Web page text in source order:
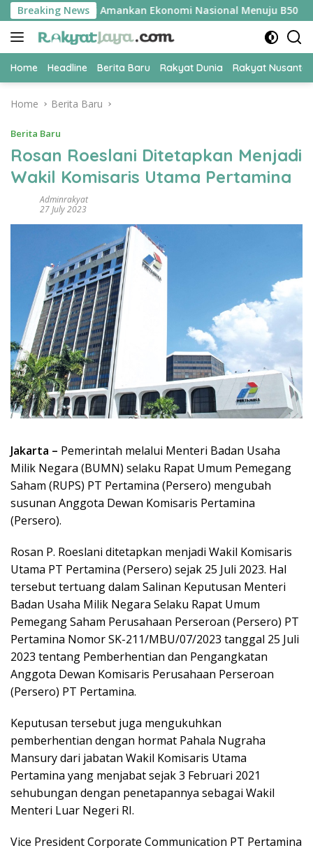
Skip
to
content
Breaking News
Jadi Kunci Amankan Ekonomi Nasional Menuju B50
Home Headline Berita Baru Rakyat Dunia Rakyat
Home Berita Baru
Berita Baru
Rosan Roeslani Ditetapkan Menjadi
Wakil Komisaris Utama Pertamina
Adminrakyat
27 July 2023
Jakarta – Pemerintah melalui Menteri Badan Usaha
Milik Negara (BUMN) selaku Rapat Umum Pemegang
Saham (RUPS) PT Pertamina (Persero) mengubah
susunan Anggota Dewan Komisaris Pertamina
(Persero).
Rosan P. Roeslani ditetapkan menjadi Wakil Komisaris
Utama PT Pertamina (Persero) sejak 25 Juli 2023. Hal
tersebut tertuang dalam Salinan Keputusan Menteri
Badan Usaha Milik Negara Selaku Rapat Umum
Pemegang Saham Perusahaan Perseroan (Persero) PT
Pertamina Nomor SK-211/MBU/07/2023 tanggal 25 Juli
2023 tentang Pemberhentian dan Pengangkatan
Anggota Dewan Komisaris Perusahaan Perseroan
(Persero) PT Pertamina.
Keputusan tersebut juga mengukuhkan
pemberhentian dengan hormat Pahala Nugraha
Mansury dari jabatan Wakil Komisaris Utama
Pertamina yang menjabat sejak 3 Februari 2021
sehubungan dengan penetapannya sebagai Wakil
Menteri Luar Negeri RI.
Vice President Corporate Communication PT Pertamina